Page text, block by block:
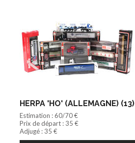
HERPA 'HO' (ALLEMAGNE) (13)
Estimation : 60/70 €
Prix de départ : 35 €
Adjugé : 35 €